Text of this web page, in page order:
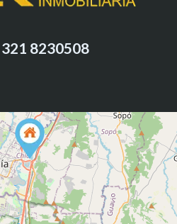
8230508